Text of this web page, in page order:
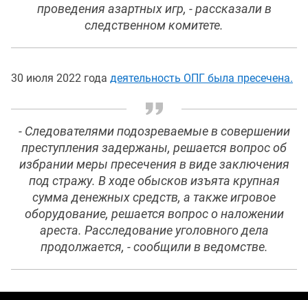
проведения азартных игр, - рассказали в
следственном комитете.
30 июля 2022 года деятельность ОПГ была пресечена.
- Следователями подозреваемые в совершении
преступления задержаны, решается вопрос об
избрании меры пресечения в виде заключения
под стражу. В ходе обысков изъята крупная
сумма денежных средств, а также игровое
оборудование, решается вопрос о наложении
ареста. Расследование уголовного дела
продолжается, - сообщили в ведомстве.